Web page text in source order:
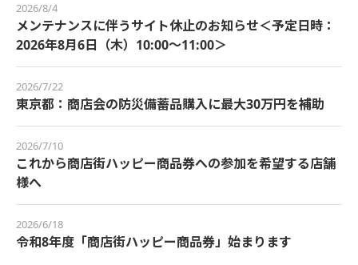
2026/8/4
メンテナンスに伴うサイト休止のお知らせ＜予定日時：
2026年8月6日（木）10:00～11:00＞
2026/7/22
東京都：商店会の防災備蓄品購入に最大30万円を補助
2026/7/10
これから商店街ハッピー商品券への参加を希望する店舗
様へ
2026/6/18
令和8年度「商店街ハッピー商品券」始まります